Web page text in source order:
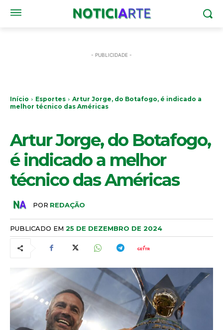
- PUBLICIDADE -
Início Esportes
Artur Jorge, do Botafogo, é indicado a
melhor técnico das Américas
Artur Jorge, do Botafogo,
é indicado a melhor
técnico das Américas
POR REDAÇÃO
PUBLICADO EM 25 DE DEZEMBRO DE 2024